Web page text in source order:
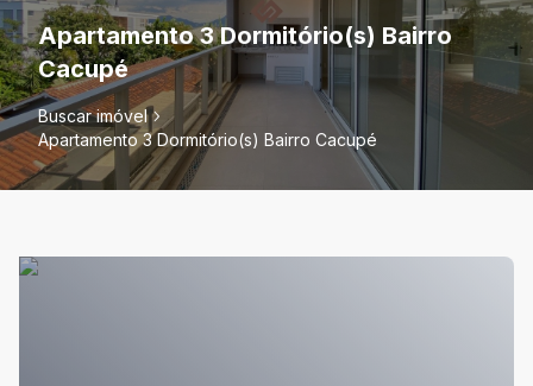
Apartamento 3 Dormitório(s) Bairro
Cacupé
Buscar imóvel
Apartamento 3 Dormitório(s) Bairro Cacupé